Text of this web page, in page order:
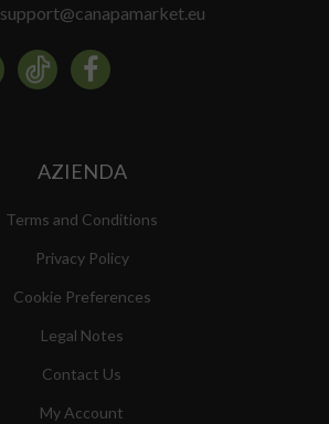
support@canapamarket.eu
AZIENDA
Terms and Conditions
Privacy Policy
Cookie Preferences
Legal Notes
Contact Us
My Account